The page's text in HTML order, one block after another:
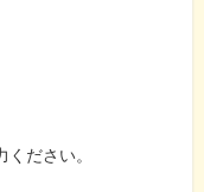
ださい。